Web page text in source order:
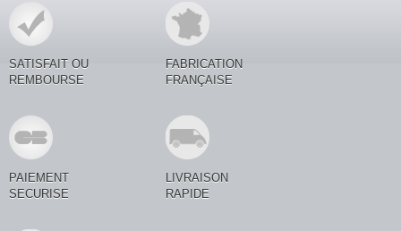
SATISFAIT OU
REMBOURSE
FABRICATION
FRANÇAISE
PAIEMENT
SECURISE
LIVRAISON
RAPIDE